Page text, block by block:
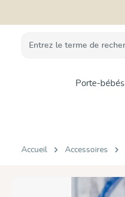
Porte-bébés
Accueil Accessoires
Ignorer la galerie d'images